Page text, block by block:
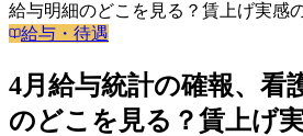
給与明細のどこを見る？賃上げ実感
給与・待遇
4月給与統計の確報、看
のどこを見る？賃上げ